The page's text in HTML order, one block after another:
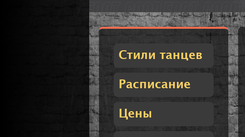
Стили танцев
Расписание
Цены